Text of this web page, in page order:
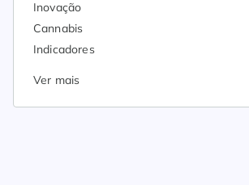
Inovação
Cannabis
Indicadores
Ver mais